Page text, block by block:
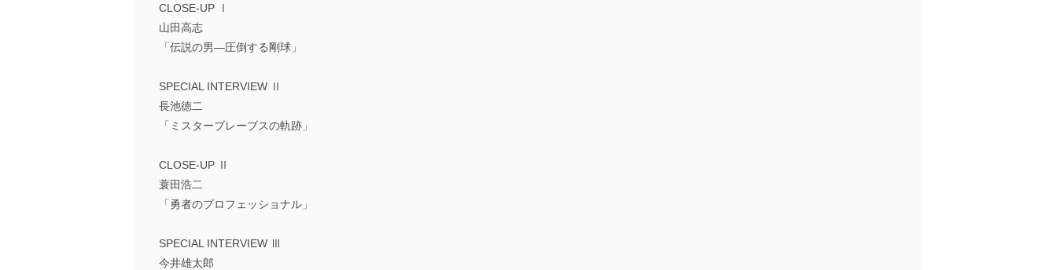
CLOSE-UP Ⅰ
山田高志
「伝説の男―圧倒する剛球」
SPECIAL INTERVIEW Ⅱ
長池徳二
「ミスターブレーブスの軌跡」
CLOSE-UP Ⅱ
蓑田浩二
「勇者のプロフェッショナル」
SPECIAL INTERVIEW Ⅲ
今井雄太郎